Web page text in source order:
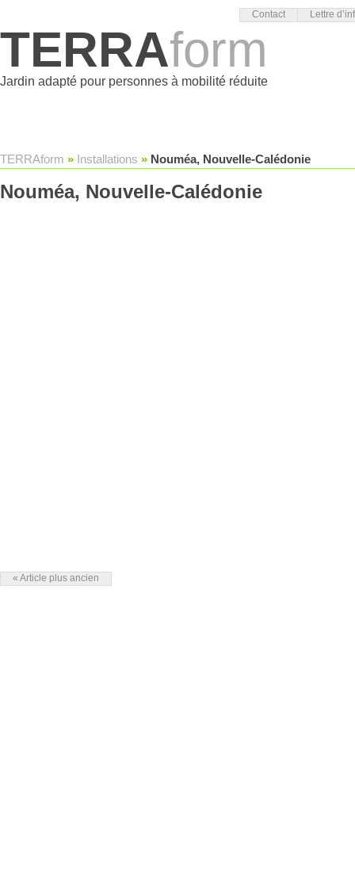
Contact Lettre
TERRAform
Jardin adapté pour personnes à mobilité réduite
TERRAform » Installations » Nouméa, Nouvelle-Calédonie
Nouméa, Nouvelle-Calédonie
« Article plus ancien